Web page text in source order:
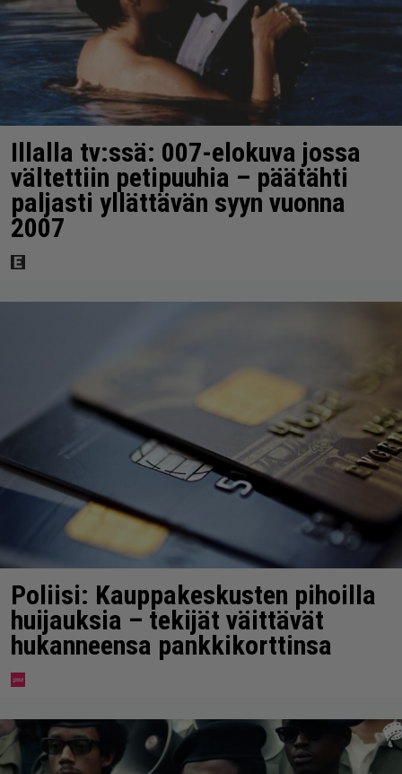
Illalla tv:ssä: 007-elokuva jossa
vältettiin petipuuhia – päätähti
paljasti yllättävän syyn vuonna
2007
Poliisi: Kauppakeskusten pihoilla
huijauksia – tekijät väittävät
hukanneensa pankkikorttinsa